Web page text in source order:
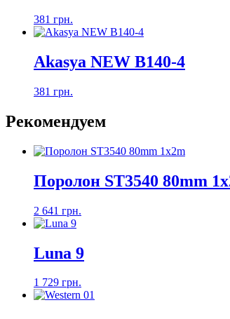
381 грн.
Akasya NEW B140-4
381 грн.
Рекомендуем
Поролон ST3540 80mm
2 641 грн.
Luna 9
1 729 грн.